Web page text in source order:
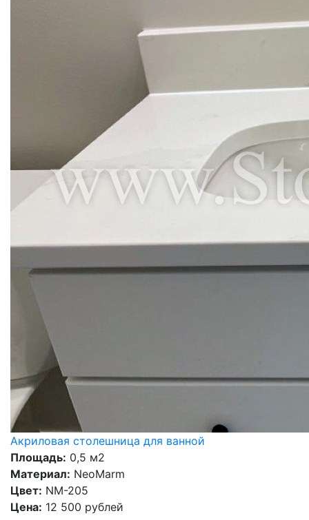
Акриловая столешница для ванной
Площадь: 0,5 м2
Материал: NeoMarm
Цвет: NM-205
Цена: 12 500 рублей